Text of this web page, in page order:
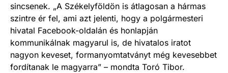
sincsenek. „A Székelyföldön is átlagosan a hármas
szintre ér fel, ami azt jelenti, hogy a polgármesteri
hivatal Facebook-oldalán és honlapján
kommunikálnak magyarul is, de hivatalos iratot
nagyon keveset, formanyomtatványt még kevesebbet
fordítanak le magyarra” – mondta Toró Tibor.